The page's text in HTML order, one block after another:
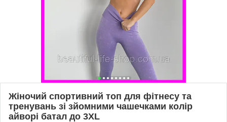
Жіночий спортивний топ для фітнесу та
тренувань зі зйомними чашечками колір
айворі батал до 3XL